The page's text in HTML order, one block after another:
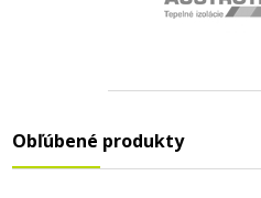
Obľúbené produkty